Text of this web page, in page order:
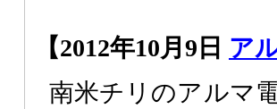
【2012年10月9日 ア
南米チリのアルマ